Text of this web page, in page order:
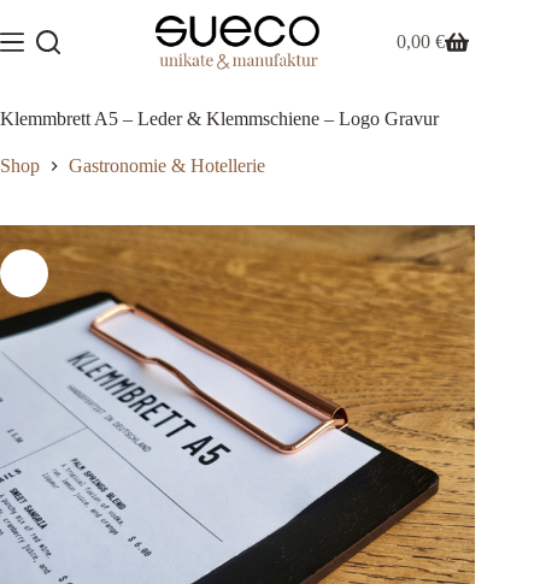
Inhalt
springen
Warenkorb
0,00€
Klemmbrett A5 – Leder & Klemmschiene – Logo Gravur
Shop Gastronomie & Hotellerie